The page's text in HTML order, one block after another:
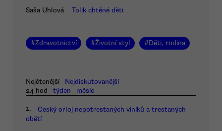
Saša Uhlová Tolik chtěné děti
#Zdravotnictví #Životní styl #Děti, rodina
Nejčtenější
Nejdiskutovanější
24 hod
týden měsíc
1.
Český orloj nepotrestaných viníků a trestaných
obětí